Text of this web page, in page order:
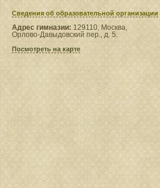
Сведения​ об образовательной организации
Адрес гимназии: 129110, Москва,
Орлово-Давыдовский пер., д. 5.
Посмотреть на карте